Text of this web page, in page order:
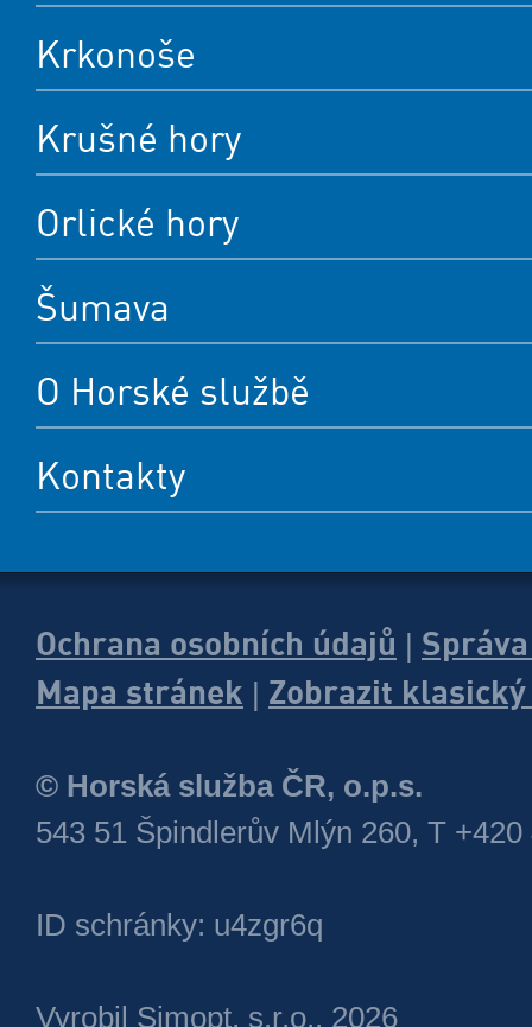
Krkonoše
Krušné hory
Orlické hory
Šumava
O Horské službě
Kontakty
Ochrana osobních údajů
Mapa stránek
Zobrazit
© Horská služba ČR, o.p.s.
543 51 Špindlerův Mlýn 260, T +420
ID schránky: u4zgr6q
Vyrobil Simopt, s.r.o., 2026